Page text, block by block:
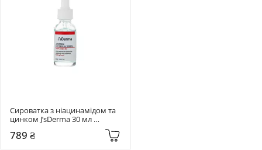
Сироватка з ніацинамідом та
цинком J’sDerma 30 мл
789 ₴